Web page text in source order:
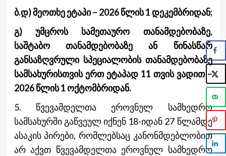
ბ.დ) მეოთხე ეტაპი − 2026 წლის 1 დეკემბრიდან;
გ) უმცროს სამეთაურო თანამდებობაზე,
საშტაბო თანამდებობაზე ან წინასწარ
განსაზღვრული სპეციალობის თანამდებობაზე
სამსახურისთვის ერთ ეტაპად 11 თვის ვადით −
2026 წლის 1 ოქტომბრიდან.
5. წვევამდელთა ეროვნულ სამხედრო
სამსახურში გაწვეულ იქნენ 18-იდან 27 წლამდე
ასაკის პირები, რომლებსაც კანონმდებლობით
არ აქვთ წვევამდელთა ეროვნულ სამხედრო